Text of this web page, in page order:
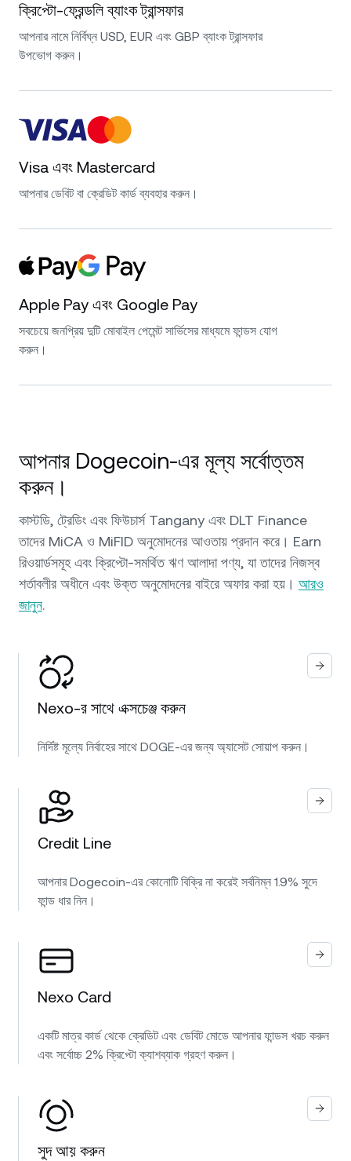
ক্রিপ্টো-ফ্রেন্ডলি ব্যাংক ট্রান্সফার
আপনার নামে নির্বিঘ্ন USD, EUR এবং GBP ব্যাংক ট্রান্সফার
উপভোগ করুন।
Visa এবং Mastercard
আপনার ডেবিট বা ক্রেডিট কার্ড ব্যবহার করুন।
Apple Pay এবং Google Pay
সবচেয়ে জনপ্রিয় দুটি মোবাইল পেমেন্ট সার্ভিসের মাধ্যমে ফান্ডস যোগ
করুন।
আপনার Dogecoin-এর মূল্য সর্বোত্তম
করুন।
কাস্টডি, ট্রেডিং এবং ফিউচার্স Tangany এবং DLT Finance
তাদের MiCA ও MiFID অনুমোদনের আওতায় প্রদান করে। Earn
রিওয়ার্ডসমূহ এবং ক্রিপ্টো-সমর্থিত ঋণ আলাদা পণ্য, যা তাদের নিজস্ব
শর্তাবলীর অধীনে এবং উক্ত অনুমোদনের বাইরে অফার করা হয়। আরও
জানুন.
Nexo-র সাথে এক্সচেঞ্জ করুন
নির্দিষ্ট মূল্যে নির্বাহের সাথে DOGE-এর জন্য অ্যাসেট সোয়াপ করুন।
Credit Line
আপনার Dogecoin-এর কোনোটি বিক্রি না করেই সর্বনিম্ন 1.9% সুদে
ফান্ড ধার নিন।
Nexo Card
একটি মাত্র কার্ড থেকে ক্রেডিট এবং ডেবিট মোডে আপনার ফান্ডস খরচ করুন
এবং সর্বোচ্চ 2% ক্রিপ্টো ক্যাশব্যাক গ্রহণ করুন।
সুদ আয় করুন